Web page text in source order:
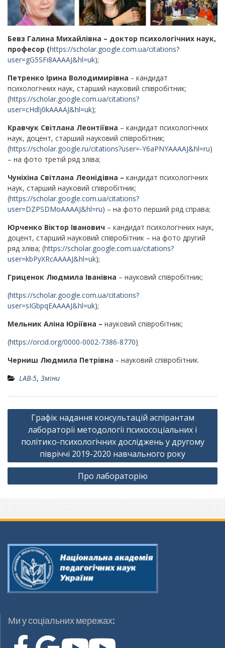
Бевз Галина Михайлівна – доктор психологічних наук,
професор (https://scholar.google.com.ua/citations?
user=gG5SFi8AAAAJ&hl=uk);
Петренко Ірина Володимирівна – кандидат
психологічних наук, старший науковий співробітник;
(https://scholar.google.com.ua/citations?
user=cHdlj0kAAAAJ&hl=uk);
Кравчук Світлана Леонтіївна – кандидат психологічних
наук, доцент, старший науковий співробітник;
(https://scholar.google.ru/citations?user=-Y6aPNYAAAAJ&hl=ru)
– на фото третій ряд зліва;
Чуніхіна Світлана Леонідівна – кандидат психологічних
наук, старший науковий співробітник;
(https://scholar.google.com.ua/citations?
user=DZPSDMoAAAAJ&hl=ru) – на фото перший ряд справа;
Юрченко Віктор Іванович – кандидат психологічних наук,
доцент, старший науковий співробітник – на фото другий
ряд зліва; (https://scholar.google.com.ua/citations?
user=kbPyXRcAAAAJ&hl=uk);
Гриценок Людмила Іванівна – науковий співробітник;
(https://scholar.google.com.ua/citations?
user=sIGbpqEAAAAJ&hl=uk);
Мельник Аліна Юріївна – науковий співробітник;
(https://orcid.org/0000-0002-7386-8770)
Черниш Людмила Петрівна – науковий співробітник.
LAB-5, Зміни
Графік надання консультацій аспірантам
лабораторії методології психосоціальних і
політико-психологічних досліджень у другому
півріччі 2019-2020 навчального року
Про лабораторію
Ми у соціальних мережах: